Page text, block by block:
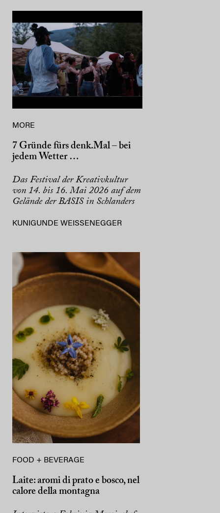
MORE
7 Gründe fürs denk.Mal – bei
jedem Wetter …
Das Festival der Kreativkultur
von 14. bis 16. Mai 2026 auf dem
Gelände der BASIS in Schlanders
KUNIGUNDE WEISSENEGGER
FOOD + BEVERAGE
Laite: aromi di prato e bosco, nel
calore della montagna